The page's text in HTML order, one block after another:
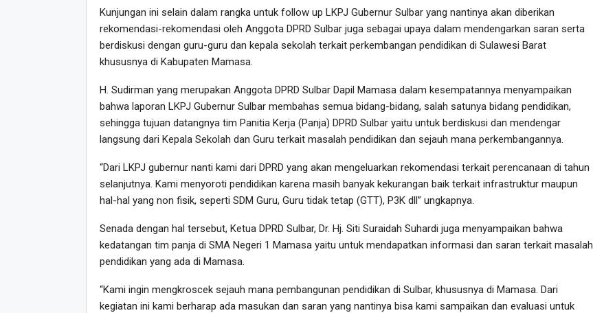
Kunjungan ini selain dalam rangka untuk follow up LKPJ Gubernur Sulbar yang nantinya akan diberikan
rekomendasi-rekomendasi oleh Anggota DPRD Sulbar juga sebagai upaya dalam mendengarkan saran serta
berdiskusi dengan guru-guru dan kepala sekolah terkait perkembangan pendidikan di Sulawesi Barat
khususnya di Kabupaten Mamasa.
H. Sudirman yang merupakan Anggota DPRD Sulbar Dapil Mamasa dalam kesempatannya menyampaikan
bahwa laporan LKPJ Gubernur Sulbar membahas semua bidang-bidang, salah satunya bidang pendidikan,
sehingga tujuan datangnya tim Panitia Kerja (Panja) DPRD Sulbar yaitu untuk berdiskusi dan mendengar
langsung dari Kepala Sekolah dan Guru terkait masalah pendidikan dan sejauh mana perkembangannya.
“Dari LKPJ gubernur nanti kami dari DPRD yang akan mengeluarkan rekomendasi terkait perencanaan di tahun
selanjutnya. Kami menyoroti pendidikan karena masih banyak kekurangan baik terkait infrastruktur maupun
hal-hal yang non fisik, seperti SDM Guru, Guru tidak tetap (GTT), P3K dll” ungkapnya.
Senada dengan hal tersebut, Ketua DPRD Sulbar, Dr. Hj. Siti Suraidah Suhardi juga menyampaikan bahwa
kedatangan tim panja di SMA Negeri 1 Mamasa yaitu untuk mendapatkan informasi dan saran terkait masalah
pendidikan yang ada di Mamasa.
“Kami ingin mengkroscek sejauh mana pembangunan pendidikan di Sulbar, khususnya di Mamasa. Dari
kegiatan ini kami berharap ada masukan dan saran yang nantinya bisa kami sampaikan dan evaluasi untuk